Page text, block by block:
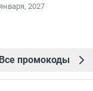
2027
Все промокоды